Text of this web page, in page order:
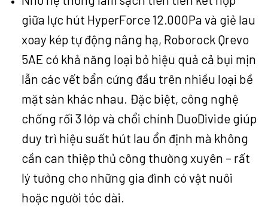
giữa lực hút HyperForce 12.000Pa và giẻ lau
xoay kép tự động nâng hạ, Roborock Qrevo
5AE có khả năng loại bỏ hiệu quả cả bụi mịn
lẫn các vết bẩn cứng đầu trên nhiều loại bề
mặt sàn khác nhau. Đặc biệt, công nghệ
chống rối 3 lớp và chổi chính DuoDivide giúp
duy trì hiệu suất hút lau ổn định mà không
cần can thiệp thủ công thường xuyên – rất
lý tưởng cho những gia đình có vật nuôi
hoặc người tóc dài.